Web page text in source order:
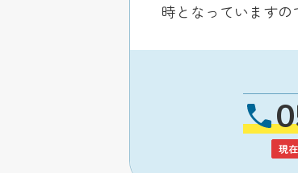
時となっています
現